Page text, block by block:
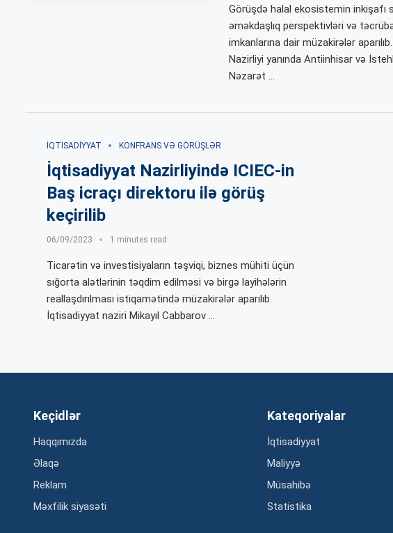
Görüşdə halal ekosistemin inkişafı
əməkdaşlıq perspektivləri və
imkanlarına dair müzakirələr
Nazirliyi yanında Antiinhisar və
Nəzarət …
İQTISADIYYAT KONFRANS VƏ GÖRÜŞLƏR
İqtisadiyyat Nazirliyində ICIEC-in
Baş icraçı direktoru ilə görüş
keçirilib
06/09/2023 1 minutes read
Ticarətin və investisiyaların təşviqi, biznes mühiti üçün
sığorta alətlərinin təqdim edilməsi və birgə layihələrin
reallaşdırılması istiqamətində müzakirələr aparılıb.
İqtisadiyyat naziri Mikayıl Cabbarov …
Keçidlər
Haqqımızda
Əlaqə
Reklam
Məxfilik siyasəti
Kateqoriyalar
İqtisadiyyat
Maliyyə
Müsahibə
Statistika